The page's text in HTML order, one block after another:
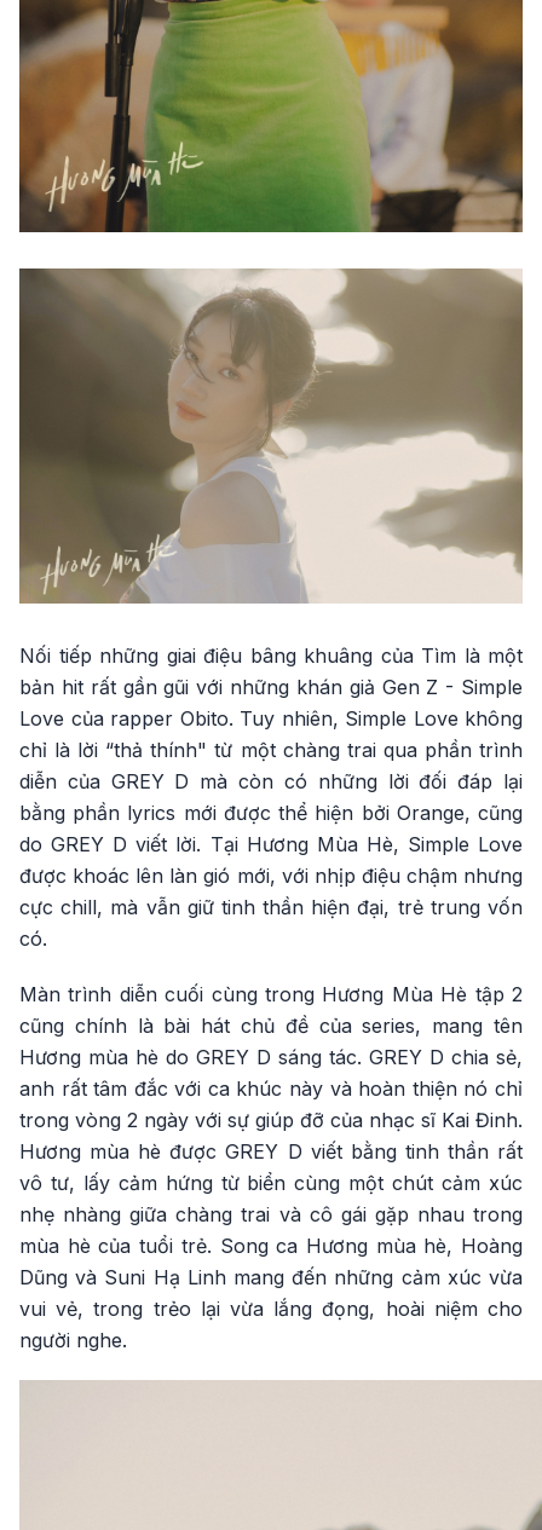
Nối tiếp những giai điệu bâng khuâng của Tìm là một
bản hit rất gần gũi với những khán giả Gen Z - Simple
Love của rapper Obito. Tuy nhiên, Simple Love không
chỉ là lời “thả thính" từ một chàng trai qua phần trình
diễn của GREY D mà còn có những lời đối đáp lại
bằng phần lyrics mới được thể hiện bởi Orange, cũng
do GREY D viết lời. Tại Hương Mùa Hè, Simple Love
được khoác lên làn gió mới, với nhịp điệu chậm nhưng
cực chill, mà vẫn giữ tinh thần hiện đại, trẻ trung vốn
có.
Màn trình diễn cuối cùng trong Hương Mùa Hè tập 2
cũng chính là bài hát chủ đề của series, mang tên
Hương mùa hè do GREY D sáng tác. GREY D chia sẻ,
anh rất tâm đắc với ca khúc này và hoàn thiện nó chỉ
trong vòng 2 ngày với sự giúp đỡ của nhạc sĩ Kai Đinh.
Hương mùa hè được GREY D viết bằng tinh thần rất
vô tư, lấy cảm hứng từ biển cùng một chút cảm xúc
nhẹ nhàng giữa chàng trai và cô gái gặp nhau trong
mùa hè của tuổi trẻ. Song ca Hương mùa hè, Hoàng
Dũng và Suni Hạ Linh mang đến những cảm xúc vừa
vui vẻ, trong trẻo lại vừa lắng đọng, hoài niệm cho
người nghe.